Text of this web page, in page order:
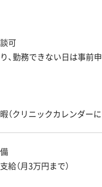
可
、勤務できない日は事前申
（クリニックカレンダーに
給（月3万円まで）